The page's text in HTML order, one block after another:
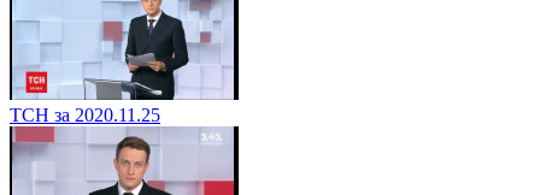
ТСН за 2020.11.25